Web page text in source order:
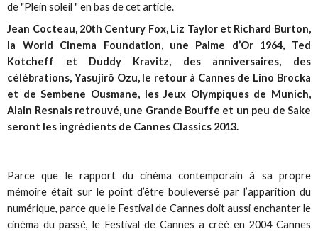
de "Plein soleil " en bas de cet article.
Jean Cocteau, 20th Century Fox, Liz Taylor et Richard Burton,
la World Cinema Foundation, une Palme d’Or 1964, Ted
Kotcheff et Duddy Kravitz, des anniversaires, des
célébrations, Yasujirô Ozu, le retour à Cannes de Lino Brocka
et de Sembene Ousmane, les Jeux Olympiques de Munich,
Alain Resnais retrouvé, une Grande Bouffe et un peu de Sake
seront les ingrédients de Cannes Classics 2013.
Parce que le rapport du cinéma contemporain à sa propre
mémoire était sur le point d’être bouleversé par l’apparition du
numérique, parce que le Festival de Cannes doit aussi enchanter le
cinéma du passé, le Festival de Cannes a créé en 2004 Cannes